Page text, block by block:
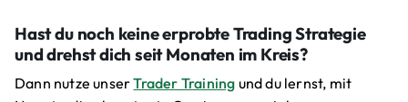
Hast du noch keine erprobte Trading Strategie
und drehst dich seit Monaten im Kreis?
Dann nutze unserTrader Training und du lernst, mit